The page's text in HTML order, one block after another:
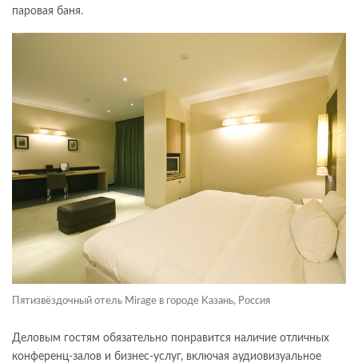
паровая баня.
Пятизвёздочный отель Mirage в городе Казань, Россия
Деловым гостям обязательно понравится наличие отличных
конференц-залов и бизнес-услуг, включая аудиовизуальное